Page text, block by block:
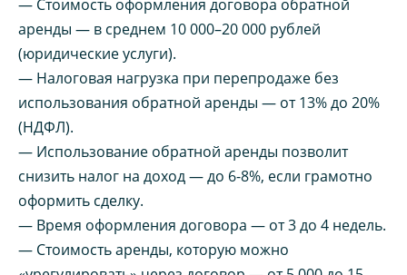
— Стоимость оформления договора обратной
аренды — в среднем 10 000–20 000 рублей
(юридические услуги).
— Налоговая нагрузка при перепродаже без
использования обратной аренды — от 13% до 20%
(НДФЛ).
— Использование обратной аренды позволит
снизить налог на доход — до 6-8%, если грамотно
оформить сделку.
— Время оформления договора — от 3 до 4 недель.
— Стоимость аренды, которую можно